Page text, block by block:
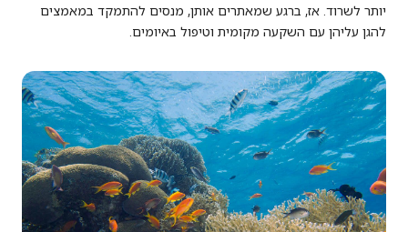
יותר לשרוד. אז, ברגע שמאתרים אותן, מנסים להתמקד במאמצים
להגן עליהן עם השקעה מקומית וטיפול באיומים.